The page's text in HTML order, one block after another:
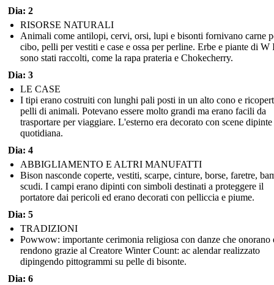
Dia: 2
RISORSE NATURALI
Animali come antilopi, cervi, orsi, lupi e bisonti fornivano carne
cibo, pelli per vestiti e case e ossa per perline. Erbe e piante di
sono stati raccolti, come la rapa prateria e Chokecherry.
Dia: 3
LE CASE
I tipi erano costruiti con lunghi pali posti in un alto cono e
pelli di animali. Potevano essere molto grandi ma erano facili da
trasportare per viaggiare. L'esterno era decorato con scene
quotidiana.
Dia: 4
ABBIGLIAMENTO E ALTRI MANUFATTI
Bison nasconde coperte, vestiti, scarpe, cinture, borse, faretre,
scudi. I campi erano dipinti con simboli destinati a proteggere il
portatore dai pericoli ed erano decorati con pelliccia e piume.
Dia: 5
TRADIZIONI
Powwow: importante cerimonia religiosa con danze che onorano
rendono grazie al Creatore Winter Count: ac alendar realizzato
dipingendo pittogrammi su pelle di bisonte.
Dia: 6